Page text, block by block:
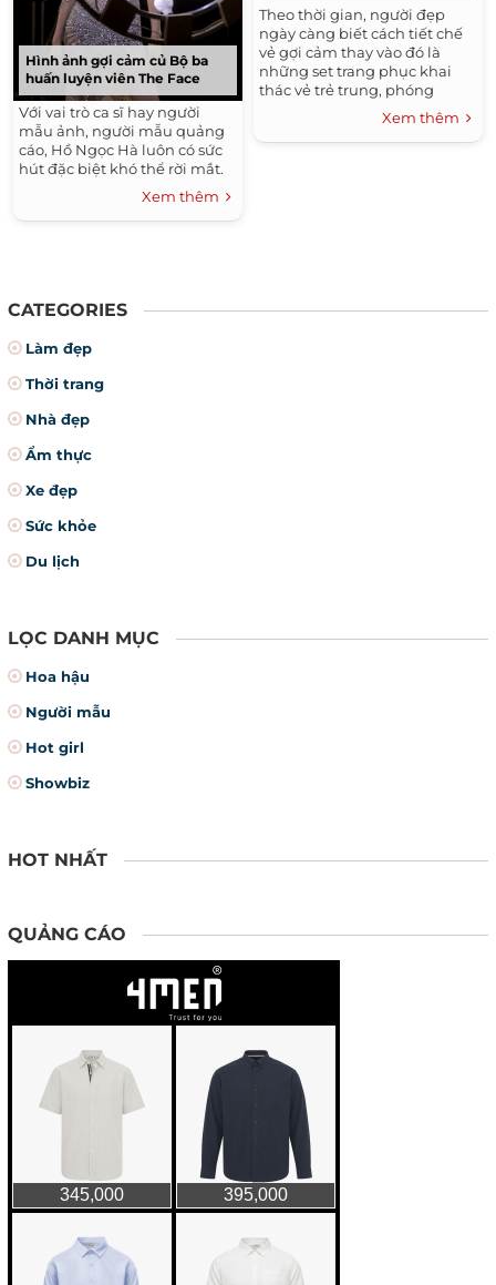
Hình ảnh gợi cảm củ Bộ ba
huấn luyện viên The Face
Với vai trò ca sĩ hay người
mẫu ảnh, người mẫu quảng
cáo, Hồ Ngọc Hà luôn có sức
hút đặc biệt khó thể rời mắt.
Xem thêm
Theo thời gian, người đẹp
ngày càng biết cách tiết chế
vẻ gợi cảm thay vào đó là
những set trang phục khai
thác vẻ trẻ trung, phóng
Xem thêm
CATEGORIES
Làm đẹp
Thời trang
Nhà đẹp
Ẩm thực
Xe đẹp
Sức khỏe
Du lịch
LỌC DANH MỤC
Hoa hậu
Người mẫu
Hot girl
Showbiz
HOT NHẤT
QUẢNG CÁO